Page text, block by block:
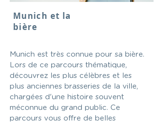
Munich et la
bière
Munich est très connue pour sa bière.
Lors de ce parcours thématique,
découvrez les plus célèbres et les
plus anciennes brasseries de la ville,
chargées d'une histoire souvent
méconnue du grand public. Ce
parcours vous offre de belles